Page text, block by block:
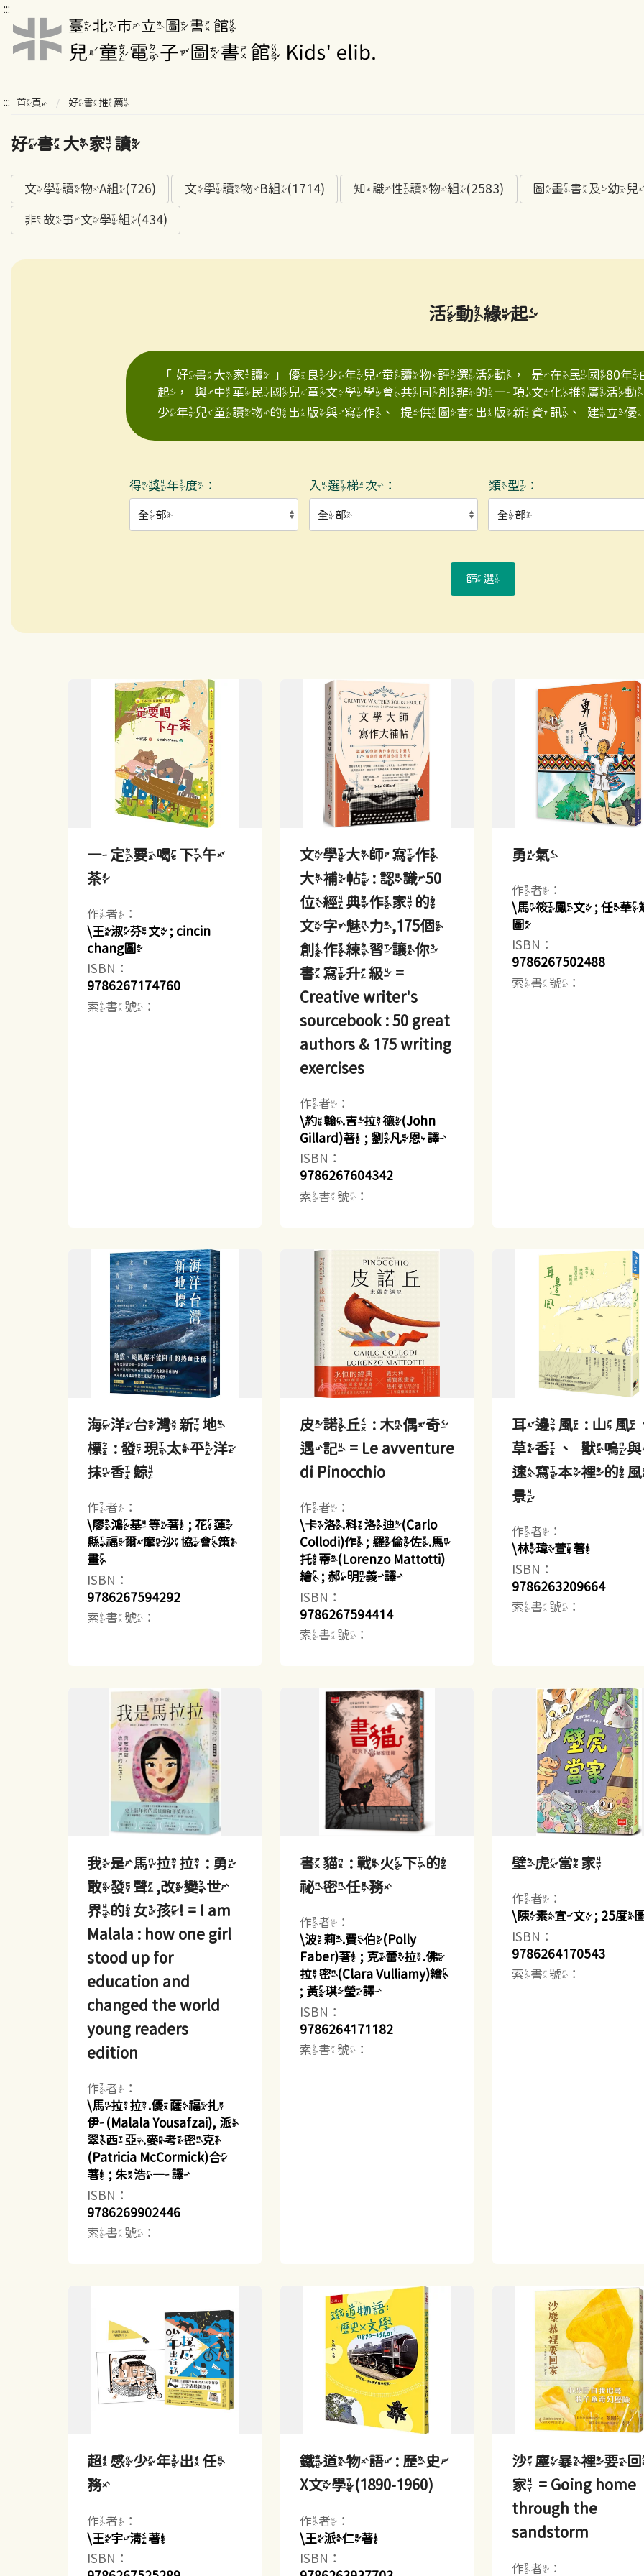
:::
::: 首頁 好書推薦
好書大家讀
文學讀物A組(726) 文學讀物B組(1714) 知識性讀物組(2583) 圖畫書及幼兒
非故事文學組(434)
活動緣起
「好書大家讀」優良少年兒童讀物評選活動，是在民國80
起，與中華民國兒童文學學會共同創辦的一項文化推廣活
少年兒童讀物的出版與寫作、提供圖書出版新資訊、建立優
得獎年度： 入選梯次： 類型：
篩選
一定要喝下午
茶
作者：
\王淑芬文 ; cincin
chang圖
ISBN：
9786267174760
索書號：
文學大師寫作
大補帖 : 認識50
位經典作家的
文字魅力,175個
創作練習讓你
書寫升級 =
Creative writer's
sourcebook : 50 great
authors & 175 writing
exercises
作者：
\約翰.吉拉德(John
Gillard)著 ; 劉凡恩譯
ISBN：
9786267604342
索書號：
勇氣
作者：
\馬筱鳳文 ; 任華
圖
ISBN：
9786267502488
索書號：
海洋台灣新地
標 : 發現太平洋
抹香鯨
作者：
\廖鴻基等著 ; 花蓮
縣福爾摩沙協會策
畫
ISBN：
9786267594292
索書號：
皮諾丘 : 木偶奇
遇記 = Le avventure
di Pinocchio
作者：
\卡洛.科洛迪(Carlo
Collodi)作 ; 羅倫佐.馬
托蒂(Lorenzo Mattotti)
繪 ; 郝明義譯
ISBN：
9786267594414
索書號：
耳邊風 : 山風
草香、獸鳴
速寫本裡的
景
作者：
\林瑋萱著
ISBN：
9786263209664
索書號：
我是馬拉拉 : 勇
敢發聲,改變世
界的女孩! = I am
Malala : how one girl
stood up for
education and
changed the world
young readers
edition
作者：
\馬拉拉.優薩福扎
伊(Malala Yousafzai), 派
翠西亞.麥考密克
(Patricia McCormick)合
著 ; 朱浩一譯
ISBN：
9786269902446
索書號：
書貓 : 戰火下的
祕密任務
作者：
\波莉.費伯(Polly
Faber)著 ; 克蕾拉.佛
拉密(Clara Vulliamy)繪
; 黃琪瑩譯
ISBN：
9786264171182
索書號：
壁虎當家
作者：
\陳素宜文 ; 25度
ISBN：
9786264170543
索書號：
超感少年出任
務
作者：
\王宇清著
ISBN：
鐵道物語 : 歷史
X文學(1890-1960)
作者：
\王派仁著
ISBN：
沙塵暴裡要
家 = Going home
through the
sandstorm
作者：